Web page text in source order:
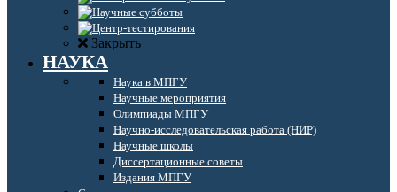
Закрыть
НАУКА
Наука в МПГУ
Научные мероприятия
Олимпиады МПГУ
Научно-исследовательская работа (НИР)
Научные школы
Диссертационные советы
Издания МПГУ